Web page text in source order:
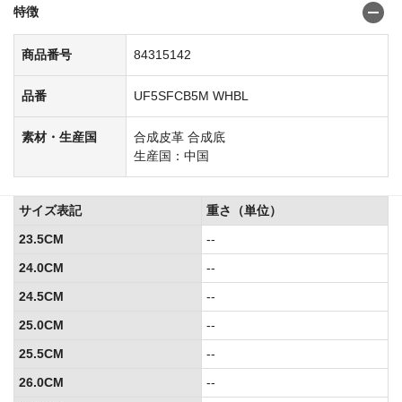
特徴
商品番号 84315142
品番 UF5SFCB5M WHBL
素材・生産国
合成皮革 合成底
生産国：中国
サイズ表記
重さ（単位）
23.5CM
--
24.0CM
--
24.5CM
--
25.0CM
--
25.5CM
--
26.0CM
--